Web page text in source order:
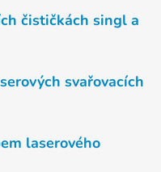
čističkách singl a
svařovacích
laserového